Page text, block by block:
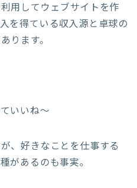
用してウェブサイトを作
を得ている収入源と卓球の
ります。
いいね〜
、好きなことを仕事する
があるのも事実。